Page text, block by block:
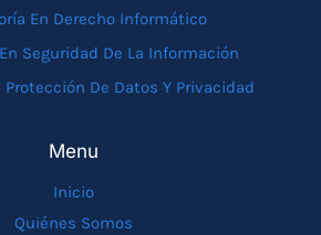
En Derecho Informático
Seguridad De La Información
De Datos Y Privacidad
Menu
Inicio
Quiénes Somos